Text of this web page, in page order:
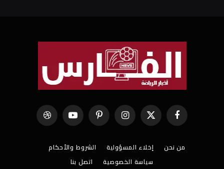
فيسبوك X
(Twitter)
الانستغرامبينتيريستيوتيوب Dribbble
من نحن إخلاء المسؤولية
الشروط والأحكام
سياسة الخصوصية
اتصل بنا